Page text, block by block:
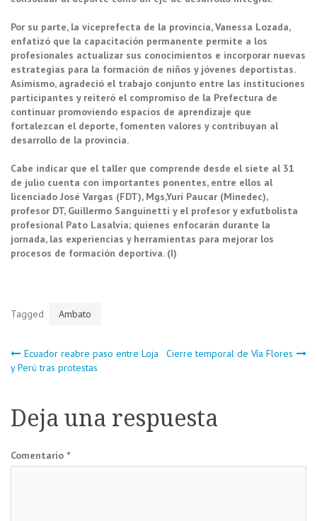
Por su parte, la viceprefecta de la provincia, Vanessa Lozada,
enfatizó que la capacitación permanente permite a los
profesionales actualizar sus conocimientos e incorporar nuevas
estrategias para la formación de niños y jóvenes deportistas.
Asimismo, agradeció el trabajo conjunto entre las instituciones
participantes y reiteró el compromiso de la Prefectura de
continuar promoviendo espacios de aprendizaje que
fortalezcan el deporte, fomenten valores y contribuyan al
desarrollo de la provincia.
Cabe indicar que el taller que comprende desde el siete al 31
de julio cuenta con importantes ponentes, entre ellos al
licenciado José Vargas (FDT), Mgs,Yuri Paucar (Minedec),
profesor DT, Guillermo Sanguinetti y el profesor y exfutbolista
profesional Pato Lasalvia; quienes enfocarán durante la
jornada, las experiencias y herramientas para mejorar los
procesos de formación deportiva. (I)
Tagged Ambato
Navegación
entradas
Ecuador reabre paso entre Loja
y Perú tras protestas
Cierre temporal de Vía Flores
Deja una respuesta
Comentario *